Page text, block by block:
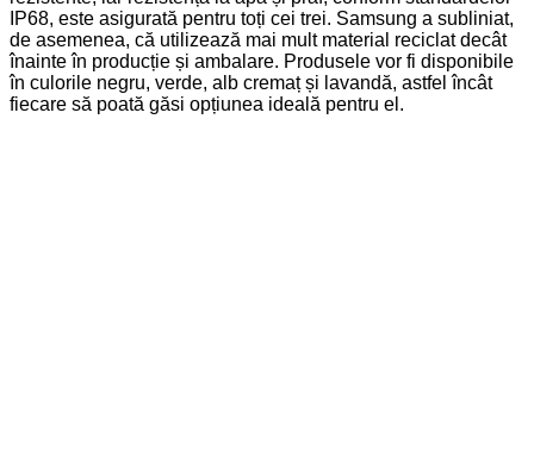
IP68, este asigurată pentru toți cei trei. Samsung a subliniat,
de asemenea, că utilizează mai mult material reciclat decât
înainte în producție și ambalare. Produsele vor fi disponibile
în culorile negru, verde, alb cremaț și lavandă, astfel încât
fiecare să poată găsi opțiunea ideală pentru el.